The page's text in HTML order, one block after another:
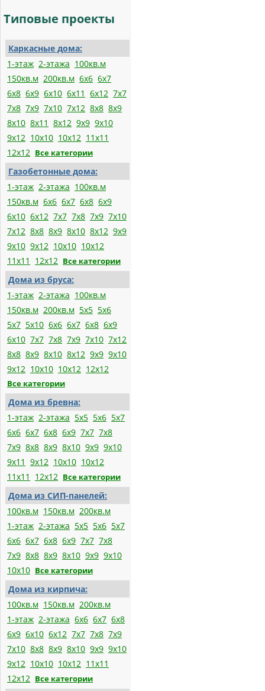
Типовые проекты
Каркасные дома:
1-этаж 2-этажа 100кв.м
150кв.м 200кв.м 6х6 6х7
6х8 6х9 6х10 6х11 6х12 7х7
7х8 7х9 7х10 7х12 8х8 8х9
8х10 8х11 8х12 9х9 9х10
9х12 10х10 10х12 11х11
12х12 Все категории
Газобетонные дома:
1-этаж 2-этажа 100кв.м
150кв.м 6x6 6x7 6x8 6x9
6x10 6x12 7x7 7x8 7x9 7x10
7x12 8x8 8x9 8x10 8x12 9x9
9x10 9x12 10x10 10x12
11x11
12x12 Все категории
Дома из бруса:
1-этаж 2-этажа 100кв.м
150кв.м 200кв.м 5x5 5x6
5x7 5x10 6x6 6x7 6x8 6x9
6x10 7x7 7x8 7x9 7x10 7x12
8x8 8x9 8x10 8x12 9x9 9x10
9x12 10x10 10x12 12x12
Все категории
Дома из бревна:
1-этаж 2-этажа 5x5 5x6 5x7
6x6 6x7 6x8 6x9 7x7 7x8
7x9 8x8 8x9 8x10 9x9 9x10
9x11 9x12 10x10 10x12
11x11
12x12 Все категории
Дома из СИП-панелей:
100кв.м 150кв.м 200кв.м
1-этаж 2-этажа 5x5 5x6 5x7
6x6 6x7 6x8 6x9 7x7 7x8
7x9 8x8 8x9 8x10 9x9 9x10
10x10 Все категории
Дома из кирпича:
100кв.м 150кв.м 200кв.м
1-этаж 2-этажа 6x6 6x7 6x8
6x9 6x10 6x12 7x7 7x8 7x9
7x10 8x8 8x9 8x10 9x9 9x10
9x12 10x10 10x12 11x11
12x12 Все категории